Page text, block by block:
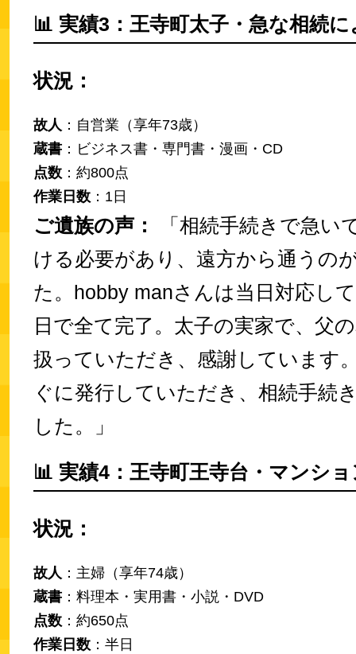
📊 実績3：王寺町太子・急な相続
状況：
故人 ：自営業（享年73歳）
蔵書 ：ビジネス書・専門書・漫画・CD
点数 ：約800点
作業日数 ：1日
ご遺族の声：
「相続手続きで急い
ける必要があり、遠方から通うの
た。hobby manさんは当日対応し
日で全て完了。太子の実家で、父
扱っていただき、感謝しています
ぐに発行していただき、相続手続
した。」
📊 実績4：王寺町王寺台・マンシ
状況：
故人 ：主婦（享年74歳）
蔵書 ：料理本・実用書・小説・DVD
点数 ：約650点
作業日数 ：半日